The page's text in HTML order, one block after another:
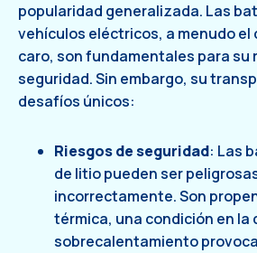
popularidad generalizada. Las
vehículos eléctricos, a menudo el
caro, son fundamentales para su
seguridad. Sin embargo, su
desafíos únicos:
Riesgos de seguridad: Las
de litio pueden ser
incorrectamente. Son
térmica, una condición en la
sobrecalentamiento